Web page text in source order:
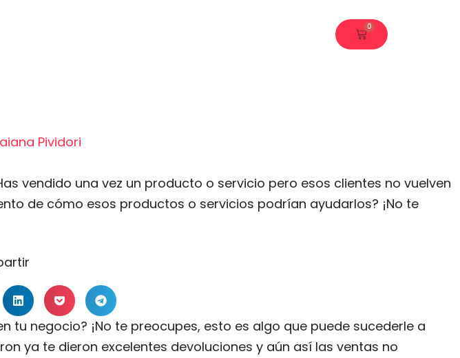
0
Carrito
Pividori
vendido una vez un producto o servicio pero esos clientes no vuelven
de cómo esos productos o servicios podrían ayudarlos? ¡No te
negocio? ¡No te preocupes, esto es algo que puede sucederle a
ya te dieron excelentes devoluciones y aún así las ventas no